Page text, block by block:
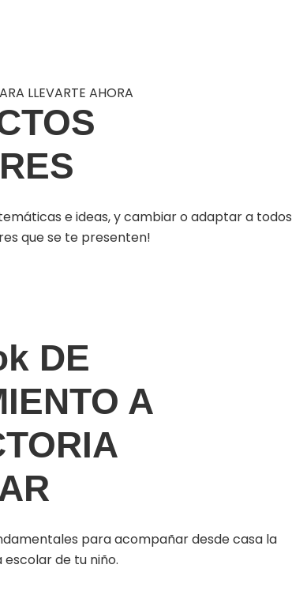
LLEVARTE AHORA
e ideas, y cambiar o adaptar a todos
que se te presenten!
DE
A
para acompañar desde casa la
de tu niño.